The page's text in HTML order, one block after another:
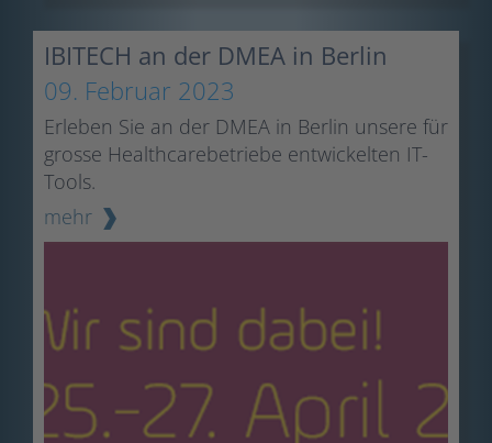
IBITECH an der DMEA in Berlin
09. Februar 2023
Erleben Sie an der DMEA in Berlin unsere für
grosse Healthcarebetriebe entwickelten IT-
Tools.
mehr